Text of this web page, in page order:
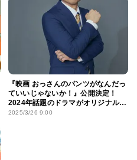
『映画 おっさんのパンツがなんだっ
ていいじゃないか！』公開決定！
2024年話題のドラマがオリジナルス
トーリーでスクリーンへ
2025/3/26 9:00